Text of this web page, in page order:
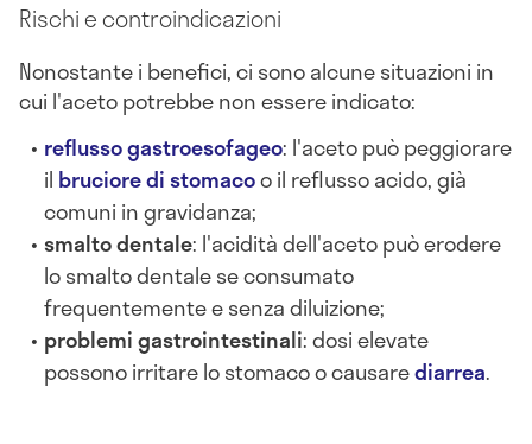
Rischi e controindicazioni
Nonostante i benefici, ci sono alcune situazioni in
cui l'aceto potrebbe non essere indicato:
reflusso gastroesofageo: l'aceto può peggiorare
il bruciore di stomacoo il reflusso acido, già
comuni in gravidanza;
smalto dentale: l'acidità dell'aceto può erodere
lo smalto dentale se consumato
frequentemente e senza diluizione;
problemi gastrointestinali: dosi elevate
possono irritare lo stomaco o causarediarrea.